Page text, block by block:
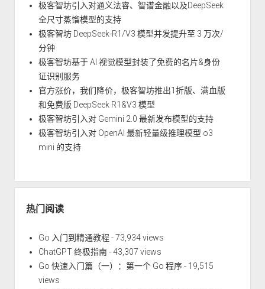
极客智坊引入对通义法睿、智谱金融以及DeepSeek
全尺寸蒸馏模型的支持
极客智坊 DeepSeek-R1/V3 模型并发提升至 3 万次/
分钟
极客智坊基于 AI 视觉模型封装了免费的名片&身份
证识别服务
官方涨价，我们降价，极客智坊推出1折版、满血版
和免费版 DeepSeek R1&V3 模型
极客智坊引入对 Gemini 2.0 最新发布模型的支持
极客智坊引入对 OpenAI 最新轻量级推理模型 o3
mini 的支持
热门阅读
Go 入门到精通教程- 73,934 views
ChatGPT 终极指南- 43,307 views
Go 快速入门篇（一）：第一个 Go 程序- 19,515
views